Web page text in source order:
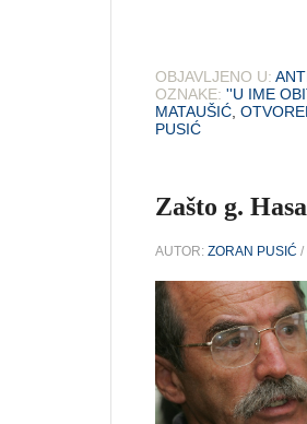
OBJAVLJENO U:
OZNAKE: ''U IME
MATAUŠIĆ
PUSIĆ
Zašto g.
AUTOR: ZORAN PUSIĆ /